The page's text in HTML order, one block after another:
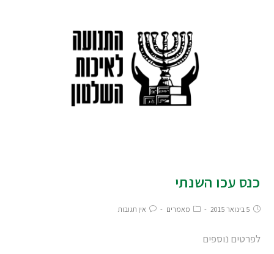
כנס עכו השנתי
5 בינואר 2015 מאמרים אין תגובות
לפרטים נוספים